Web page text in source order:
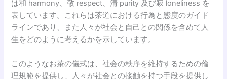
は和 harmony、敬 respect、清 purity 及び寂 loneliness を
表しています。これらは茶道における行為と態度のガイド
ラインであり、また人々が社会と自己との関係を含めて人
生をどのように考えるかを示しています。
このようなお茶の儀式は、社会の秩序を維持するための倫
理規範を提供し、人々が社会との接触を持つ手段を提供し